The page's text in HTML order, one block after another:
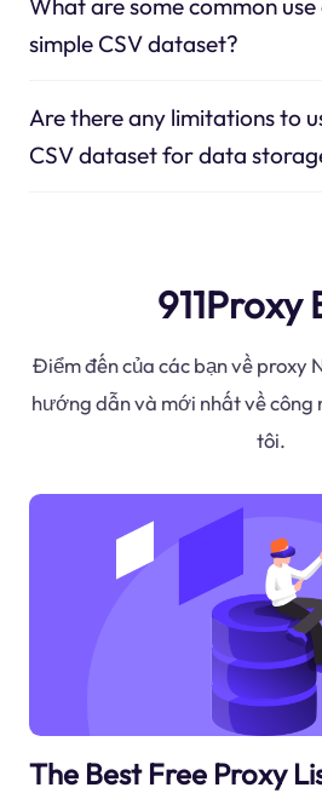
What are some common
simple CSV dataset?
Are there any limitations to
CSV dataset for data
911Proxy
Điểm đến của các bạn về proxy
hướng dẫn và mới nhất về công
tôi.
The Best Free Proxy